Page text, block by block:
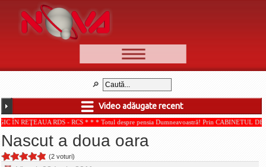
📰 Ştiri
🆕 Cele mai noi
Ştirile Nova TV
Poveşti din Braşov
Video adăugate recent
REŢEAUA RDS - RCS * * * Totul despre pensia Dumneavoastră! Prin CABINETUL
Nascut a doua oara
(2 voturi)